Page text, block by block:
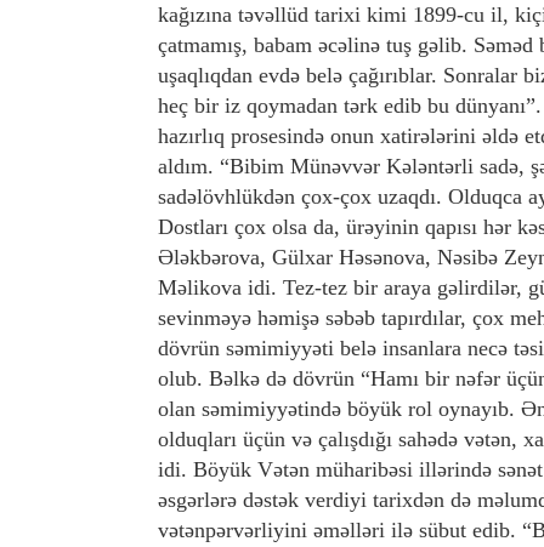
kağızına təvəllüd tarixi kimi 1899-cu il,
çatmamış, babam əcəlinə tuş gəlib.
uşaqlıqdan evdə belə çağırıblar. Sonralar
heç bir iz qoymadan tərk edib bu
hazırlıq prosesində onun xatirələrini əldə
aldım. “Bibim Münəvvər Kələntərli sadə,
sadəlövhlükdən çox-çox uzaqdı. Olduqca
Dostları çox olsa da, ürəyinin qapısı hər
Ələkbərova, Gülxar Həsənova, Nəsibə
Məlikova idi. Tez-tez bir araya gəlirdilər,
sevinməyə həmişə səbəb tapırdılar, çox
dövrün səmimiyyəti belə insanlara necə
olub. Bəlkə də dövrün “Hamı bir nəfər
olan səmimiyyətində böyük rol oynayıb.
olduqları üçün və çalışdığı sahədə vətən,
idi. Böyük Vətən müharibəsi illərində
əsgərlərə dəstək verdiyi tarixdən də
vətənpərvərliyini əməlləri ilə sübut edib.